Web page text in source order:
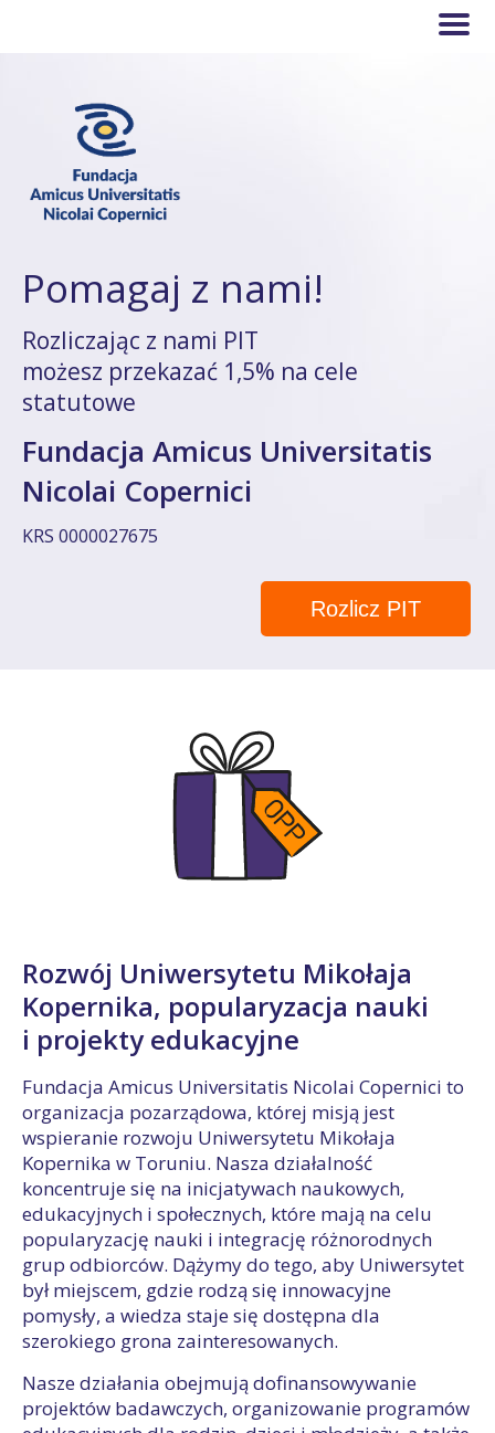
Pomagaj z nami!
Rozliczając z nami PIT
możesz przekazać 1,5% na cele
statutowe
Fundacja Amicus Universitatis
Nicolai Copernici
KRS 0000027675
Rozlicz PIT
Rozwój Uniwersytetu Mikołaja
Kopernika, popularyzacja nauki
i projekty edukacyjne
Fundacja Amicus Universitatis Nicolai Copernici to
organizacja pozarządowa, której misją jest
wspieranie rozwoju Uniwersytetu Mikołaja
Kopernika w Toruniu. Nasza działalność
koncentruje się na inicjatywach naukowych,
edukacyjnych i społecznych, które mają na celu
popularyzację nauki i integrację różnorodnych
grup odbiorców. Dążymy do tego, aby Uniwersytet
był miejscem, gdzie rodzą się innowacyjne
pomysły, a wiedza staje się dostępna dla
szerokiego grona zainteresowanych.
Nasze działania obejmują dofinansowywanie
projektów badawczych, organizowanie programów